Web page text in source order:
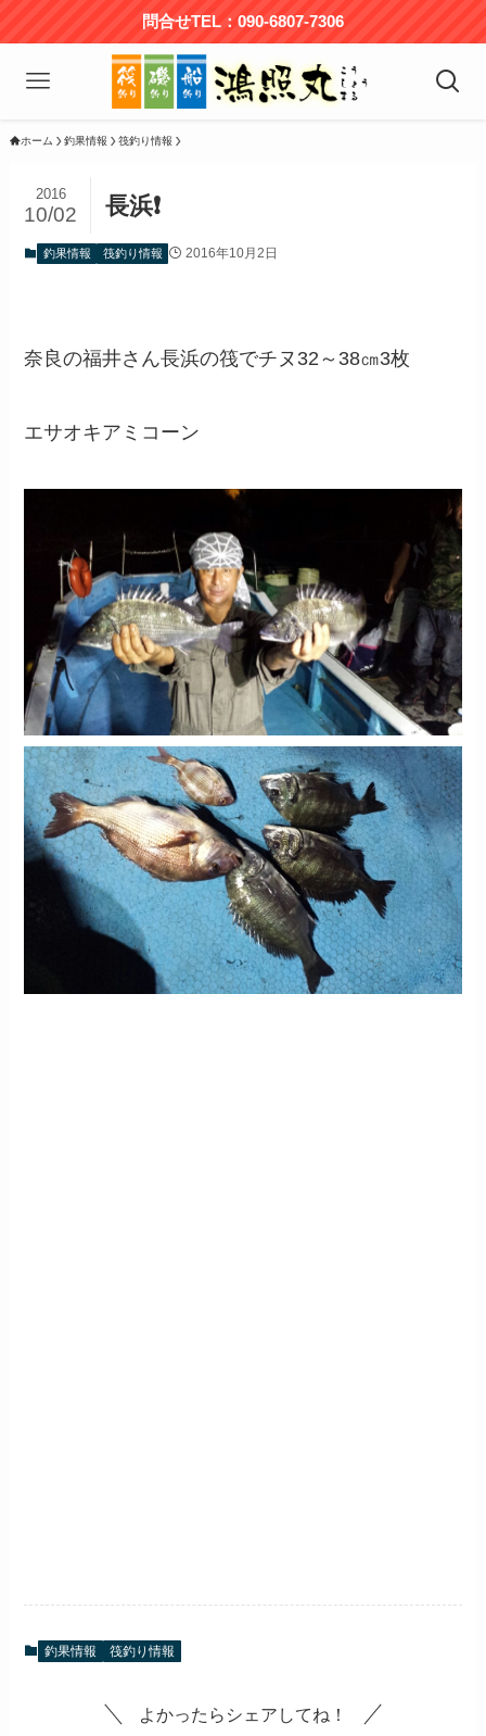
問合せTEL：090-6807-7306
ホーム 釣果情報 筏釣り情報
長浜❗
2016
10/02
釣果情報 筏釣り情報 2016年10月2日
奈良の福井さん長浜の筏でチヌ32～38㎝3枚
エサオキアミコーン
釣果情報 筏釣り情報
よかったらシェアしてね！